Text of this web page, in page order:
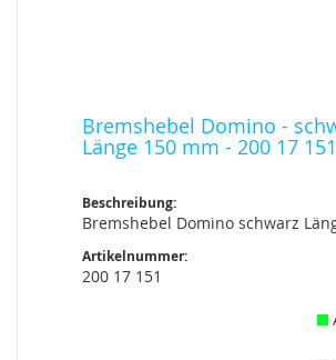
Bremshebel Domino -
Länge 150 mm - 200 17 151
Beschreibung:
Bremshebel Domino schwarz
Artikelnummer:
200 17 151